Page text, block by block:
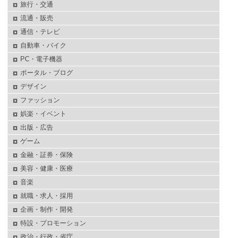
旅行・交通
流通・販売
通信・テレビ
自動車・バイク
PC・電子機器
ポータル・ブログ
デザイン
ファッション
娯楽・イベント
出版・広告
ゲーム
金融・証券・保険
美容・健康・医療
音楽
就職・求人・採用
企画・制作・開発
特設・プロモーション